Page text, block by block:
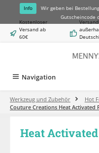
springen
Info Wir geben bei
Gutscheincode
Kostenloser
Versand ab
60€
Navigation
Werkzeug und Zubehör
Hot
Couture Creations Heat Activated
Heat